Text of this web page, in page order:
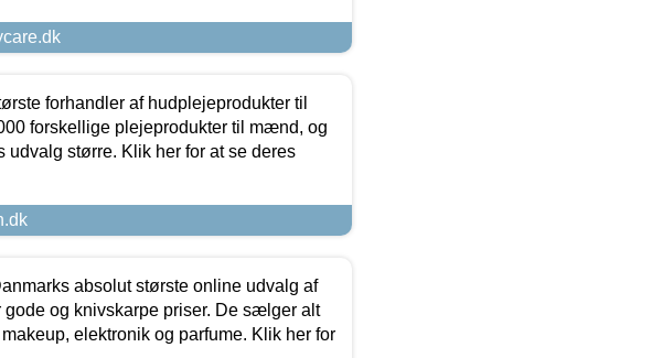
forhandler af hudplejeprodukter til
forskellige plejeprodukter til mænd, og
udvalg større. Klik her for at se deres
absolut største online udvalg af
og knivskarpe priser. De sælger alt
elektronik og parfume. Klik her for